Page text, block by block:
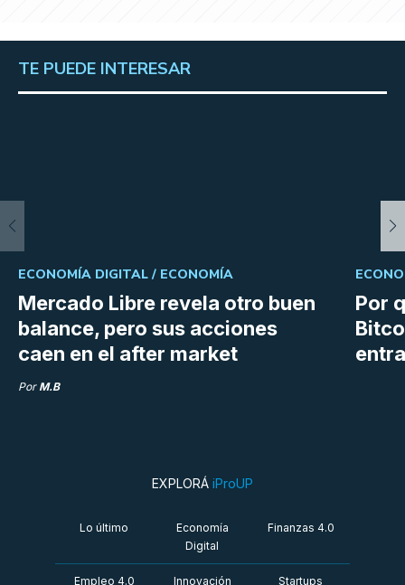
TE PUEDE INTERESAR
Mercado Libre revela otro buen
balance, pero sus acciones
caen en el after market
ECONOMÍA DIGITAL / ECONOMÍA
Por M.B
Por
EXPLORÁ iProUP
Lo último
Economía
Digital
Finanzas 4.0
Empleo 4.0 Innovación Startups